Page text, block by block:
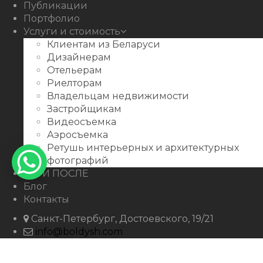
Публикации
Портфолио
Услуги и стоимость
Клиентам из Беларуси
Дизайнерам
Отельерам
Риелторам
Владельцам недвижимости
Застройщикам
Видеосъемка
Аэросъемка
Ретушь интерьерных и архитектурных
фотографий
ДО И ПОСЛЕ
Блог
Контакты
Санкт-Петербург, Достоевского, 19/21
info@boldysh.com